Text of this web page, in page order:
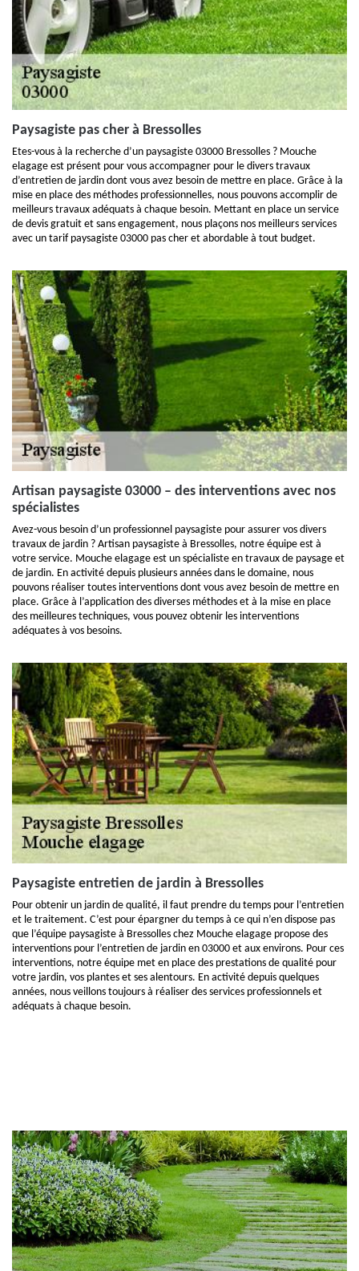
Paysagiste pas cher à Bressolles
Etes-vous à la recherche d’un paysagiste 03000 Bressolles ? Mouche
elagage est présent pour vous accompagner pour le divers travaux
d’entretien de jardin dont vous avez besoin de mettre en place. Grâce à la
mise en place des méthodes professionnelles, nous pouvons accomplir de
meilleurs travaux adéquats à chaque besoin. Mettant en place un service
de devis gratuit et sans engagement, nous plaçons nos meilleurs services
avec un tarif paysagiste 03000 pas cher et abordable à tout budget.
Artisan paysagiste 03000 – des interventions avec nos
spécialistes
Avez-vous besoin d’un professionnel paysagiste pour assurer vos divers
travaux de jardin ? Artisan paysagiste à Bressolles, notre équipe est à
votre service. Mouche elagage est un spécialiste en travaux de paysage et
de jardin. En activité depuis plusieurs années dans le domaine, nous
pouvons réaliser toutes interventions dont vous avez besoin de mettre en
place. Grâce à l’application des diverses méthodes et à la mise en place
des meilleures techniques, vous pouvez obtenir les interventions
adéquates à vos besoins.
Paysagiste entretien de jardin à Bressolles
Pour obtenir un jardin de qualité, il faut prendre du temps pour l’entretien
et le traitement. C’est pour épargner du temps à ce qui n’en dispose pas
que l’équipe paysagiste à Bressolles chez Mouche elagage propose des
interventions pour l’entretien de jardin en 03000 et aux environs. Pour ces
interventions, notre équipe met en place des prestations de qualité pour
votre jardin, vos plantes et ses alentours. En activité depuis quelques
années, nous veillons toujours à réaliser des services professionnels et
adéquats à chaque besoin.